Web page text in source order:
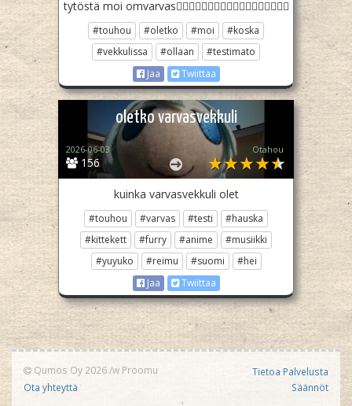
tytöstä moi omvarvas🐦‍🔥🐦‍🔥🐦‍🔥🐦‍🔥🐦‍🔥🐦‍🔥🐦‍🔥🐦‍🔥🐦‍🔥
#touhou #oletko #moi
#koska
#vekkulissa
#ollaan
#testimato
Jaa
Twiittaa
oletko varvasvekkuli
156
2026-06-03 Otahou
kuinka varvasvekkuli olet
#touhou #varvas #testi
#hauska
#kittekett
#furry #anime
#musiikki
#yuyuko
#reimu #suomi
#hei
Jaa
Twiittaa
Qumos Oy 2026/w Proomu
Ota yhteyttä
Tietoa Palvelusta
Säännöt